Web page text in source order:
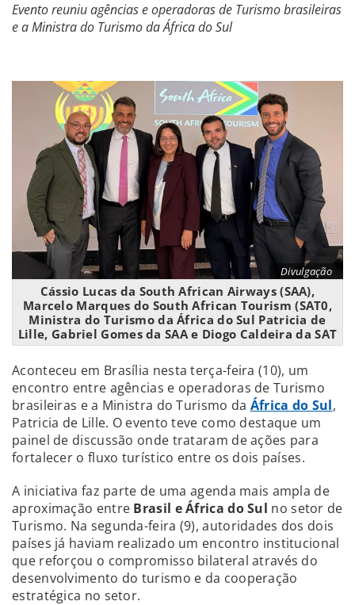
Evento reuniu agências e operadoras de Turismo brasileiras
e a Ministra do Turismo da África do Sul
Divulgação
Cássio Lucas da South African Airways (SAA),
Marcelo Marques do South African Tourism (SAT0,
Ministra do Turismo da África do Sul Patricia de
Lille, Gabriel Gomes da SAA e Diogo Caldeira da SAT
Aconteceu em Brasília nesta terça-feira (10), um
encontro entre agências e operadoras de Turismo
brasileiras e a Ministra do Turismo da África do Sul,
Patricia de Lille. O evento teve como destaque um
painel de discussão onde trataram de ações para
fortalecer o fluxo turístico entre os dois países.
A iniciativa faz parte de uma agenda mais ampla de
aproximação entre Brasil e África do Sul no setor de
Turismo. Na segunda-feira (9), autoridades dos dois
países já haviam realizado um encontro institucional
que reforçou o compromisso bilateral através do
desenvolvimento do turismo e da cooperação
estratégica no setor.